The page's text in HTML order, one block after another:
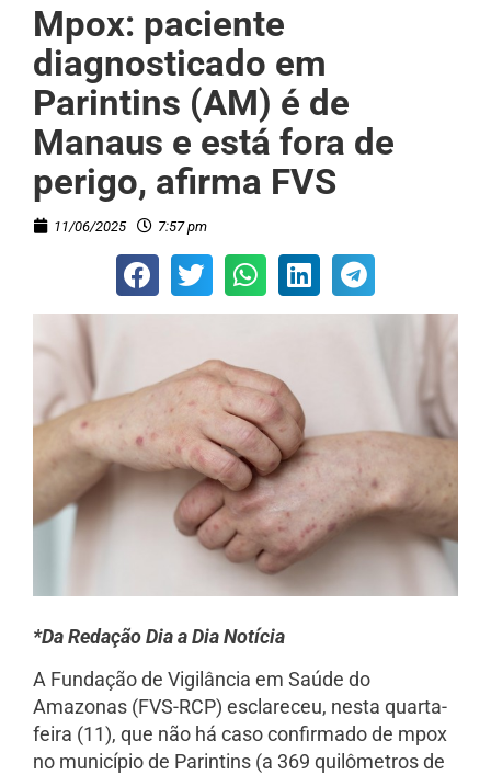
Mpox: paciente
diagnosticado em
Parintins (AM) é de
Manaus e está fora de
perigo, afirma FVS
11/06/2025 7:57 pm
*Da Redação Dia a Dia Notícia
A Fundação de Vigilância em Saúde do
Amazonas (FVS-RCP) esclareceu, nesta quarta-
feira (11), que não há caso confirmado de mpox
no município de Parintins (a 369 quilômetros de